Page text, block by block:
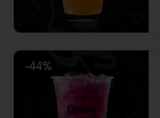
-44%